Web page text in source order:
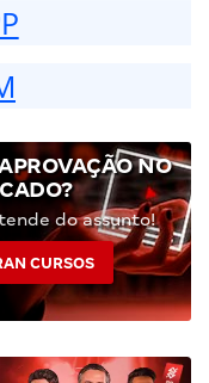
NO
do assunto!
CURSOS